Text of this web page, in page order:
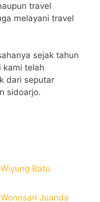
travel
melayani travel
sejak tahun
kami telah
dari seputar
sidoarjo.
Batu
Juanda